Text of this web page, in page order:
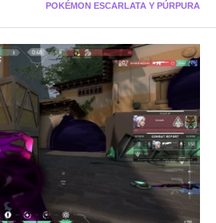
POKÉMON ESCARLATA Y PÚRPURA